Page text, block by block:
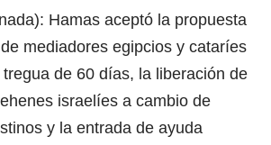
Hamas aceptó la propuesta
mediadores egipcios y cataríes
de 60 días, la liberación de
israelíes a cambio de
y la entrada de ayuda